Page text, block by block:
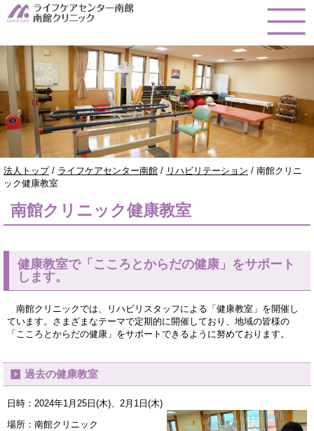
このページの本文へ
現
在
位
置：
法人トップ/ ライフケアセンター南館 / リハビリテーション / 南館クリニ
ック健康教室
南館クリニック健康教室
健康教室で「こころとからだの健康」をサポート
します。
南館クリニックでは、リハビリスタッフによる「健康教室」を開催し
ています。さまざまなテーマで定期的に開催しており、地域の皆様の
「こころとからだの健康」をサポートできるように努めております。
過去の健康教室
日時：2024年1月25日(木)、2月1日(木)
場所：南館クリニック